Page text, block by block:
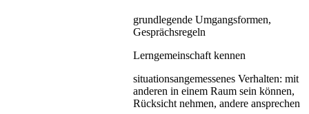
grundlegende Umgangsformen,
Gesprächsregeln
Lerngemeinschaft kennen
situationsangemessenes Verhalten: mit
anderen in einem Raum sein können,
Rücksicht nehmen, andere ansprechen